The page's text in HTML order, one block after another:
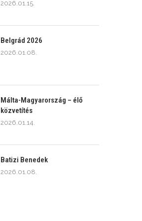
2026.01.15.
Belgrád 2026
2026.01.08.
Málta-Magyarország – élő
közvetítés
2026.01.14.
Batizi Benedek
2026.01.08.